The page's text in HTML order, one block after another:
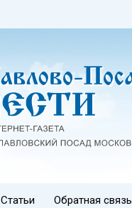
Статьи Обратная связь